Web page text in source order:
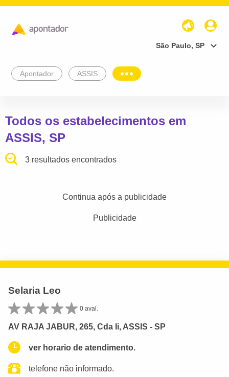
São Paulo, SP
Apontador ASSIS
Todos os estabelecimentos em
ASSIS, SP
3 resultados encontrados
Continua após a publicidade
Publicidade
Selaria Leo
0 aval.
AV RAJA JABUR, 265, Cda Ii, ASSIS - SP
ver horario de atendimento.
telefone não informado.